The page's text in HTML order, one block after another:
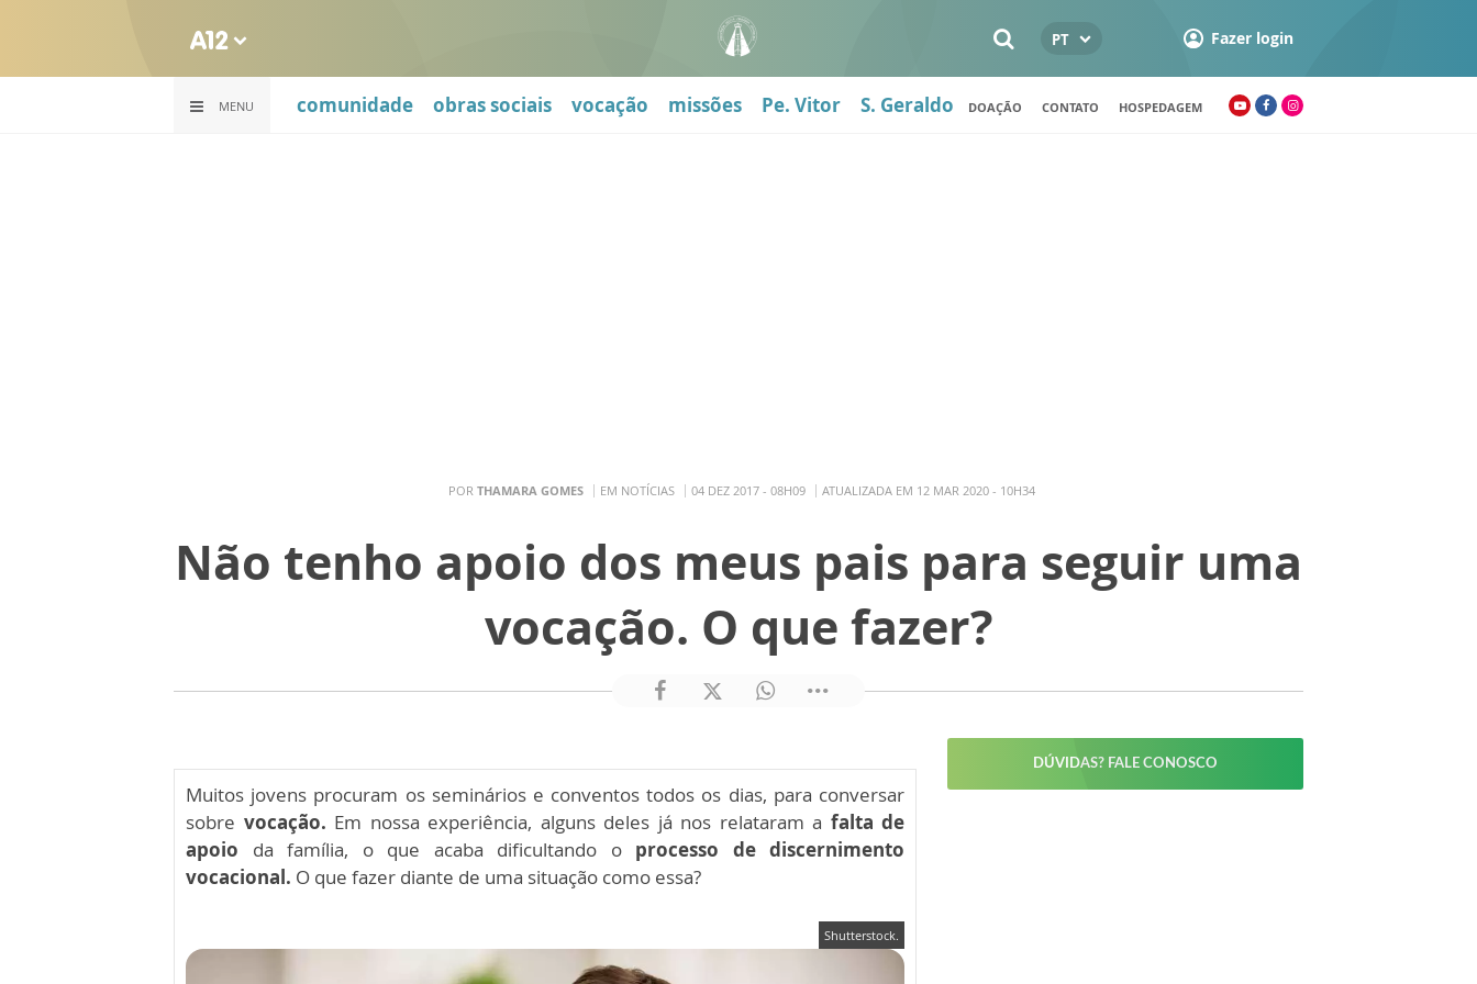
PT Fazer login
MENU comunidade obras sociais vocação missões Pe. Vitor S. Geraldo DOAÇÃO CONTATO HOSPEDAGEM
POR THAMARA GOMES EM NOTÍCIAS 04 DEZ 2017 - 08H09 ATUALIZADA EM 12 MAR 2020 - 10H34
Não tenho apoio dos meus pais para seguir uma
vocação. O que fazer?
Muitos jovens procuram os seminários e conventos todos os dias, para conversar
sobre vocação. Em nossa experiência, alguns deles já nos relataram a falta de
apoio da família, o que acaba dificultando o processo de discernimento
vocacional. O que fazer diante de uma situação como essa?
Shutterstock.
DÚVIDAS? FALE CONOSCO